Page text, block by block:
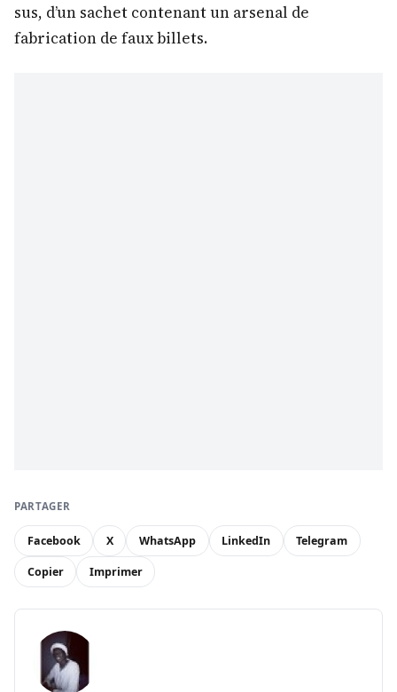
sus, d’un sachet contenant un arsenal de
fabrication de faux billets.
PARTAGER
Facebook X WhatsApp LinkedIn Telegram
Copier Imprimer